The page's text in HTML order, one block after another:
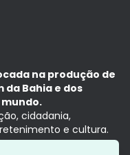
na produção de
Bahia e dos
cidadania,
e cultura.
tempo presente,